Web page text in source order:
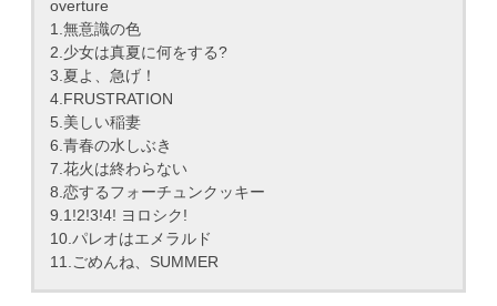
overture
1.無意識の色
2.少女は真夏に何をする?
3.夏よ、急げ！
4.FRUSTRATION
5.美しい稲妻
6.青春の水しぶき
7.花火は終わらない
8.恋するフォーチュンクッキー
9.1!2!3!4! ヨロシク!
10.パレオはエメラルド
11.ごめんね、SUMMER